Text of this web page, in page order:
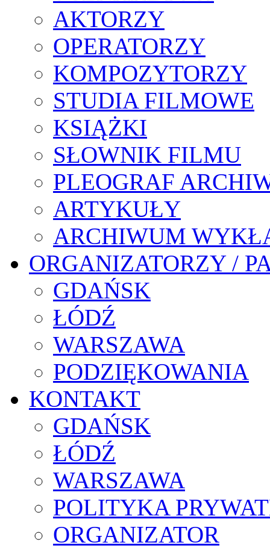
AKTORZY
OPERATORZY
KOMPOZYTORZY
STUDIA FILMOWE
KSIĄŻKI
SŁOWNIK FILMU
PLEOGRAF
ARTYKUŁY
ARCHIWUM
ORGANIZATORZY /
GDAŃSK
ŁÓDŹ
WARSZAWA
PODZIĘKOWANIA
KONTAKT
GDAŃSK
ŁÓDŹ
WARSZAWA
POLITYKA
ORGANIZATOR